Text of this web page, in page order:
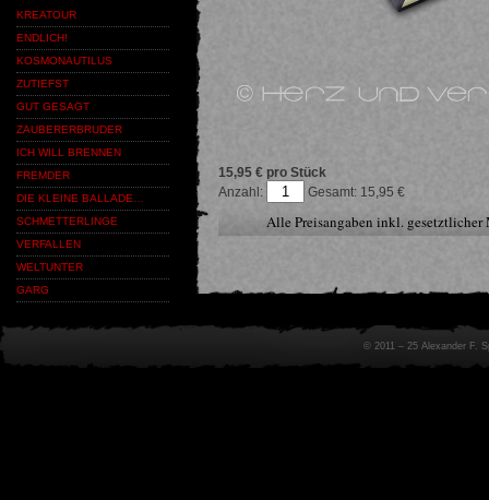
KREATOUR
ENDLICH!
KOSMONAUTILUS
ZUTIEFST
GUT GESAGT
ZAUBERERBRUDER
ICH WILL BRENNEN
FREMDER
DIE KLEINE BALLADE…
SCHMETTERLINGE
VERFALLEN
WELTUNTER
GARG
15,95 € pro Stück
Anzahl:
15,95
Alle Preisangaben inkl.
© 2011 – 25 Alexander F.